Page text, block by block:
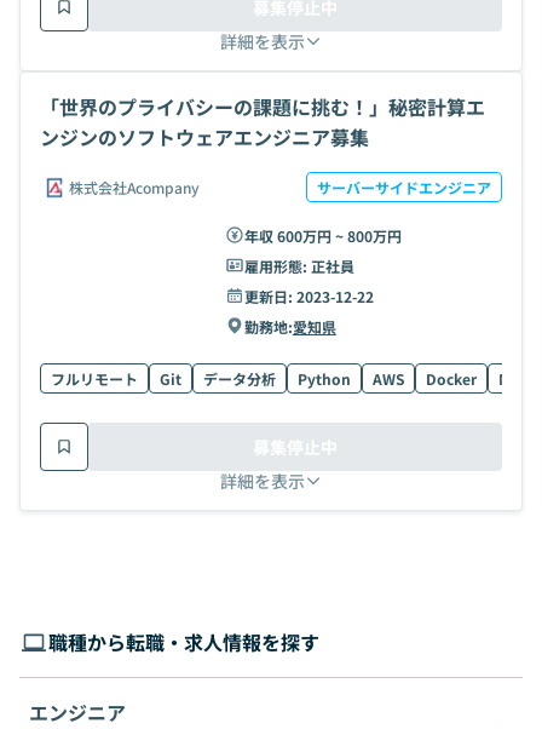
詳細を表示
募集停止中
「世界のプライバシーの課題に挑む！」秘密計算エ
ンジンのソフトウェアエンジニア募集
株式会社Acompany サーバーサイドエンジニア
年収 600万円 ~ 800万円
雇用形態: 正社員
更新日: 2023-12-22
勤務地:愛知県
フルリモート Git データ分析 Python AWS Docker
詳細を表示
募集停止中
職種から転職・求人情報を探す
エンジニア